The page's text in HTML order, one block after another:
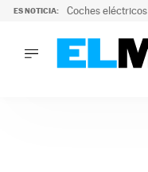
ES NOTICIA: Coches eléctricos